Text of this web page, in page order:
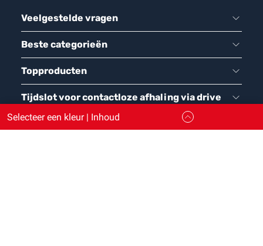
Veelgestelde vragen
Beste categorieën
Topproducten
Tijdslot voor contactloze afhaling via drive
Selecteer een kleur | Inhoud